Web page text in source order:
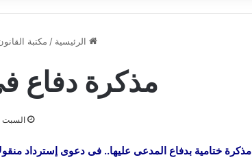
الرئيسية / مكتبة
مذكرة دفاع
السبت 25 أبريل 2020
مذكرة ختامية بدفاع المدعى عليها.. فى دعوى إسترداد